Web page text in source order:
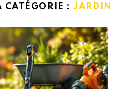
CATÉGORIE :JARDIN